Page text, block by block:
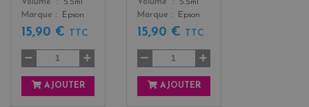
Volume
5.5ml
Marque
Epson
15,90 € TTC
AJOUTER
Volume
5.5ml
Marque
Epson
15,90 € TTC
AJOUTER